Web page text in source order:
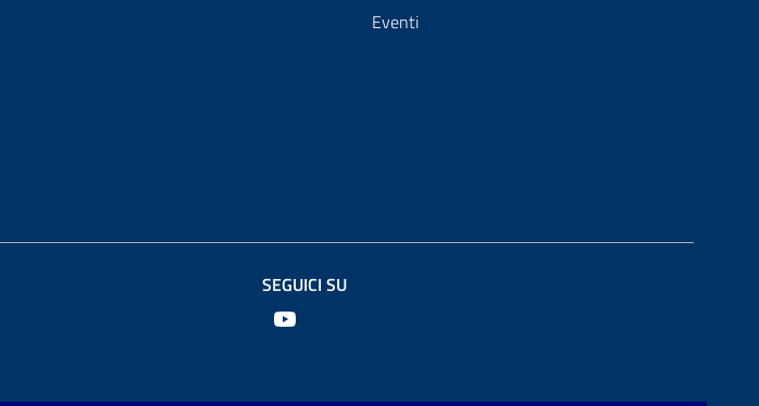
Eventi
SEGUICI SU